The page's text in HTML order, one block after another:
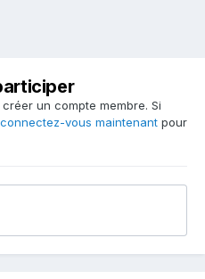
un compte membre. Si
connectez-vous maintenant pour